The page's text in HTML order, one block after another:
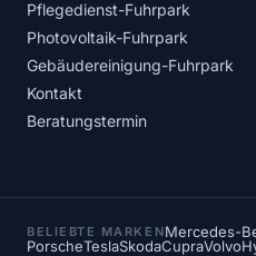
Pflegedienst-Fuhrpark
Photovoltaik-Fuhrpark
Gebäudereinigung-Fuhrpark
Kontakt
Beratungstermin
BELIEBTE MARKENMercedes-
PorscheTeslaSkodaCupraVolvo